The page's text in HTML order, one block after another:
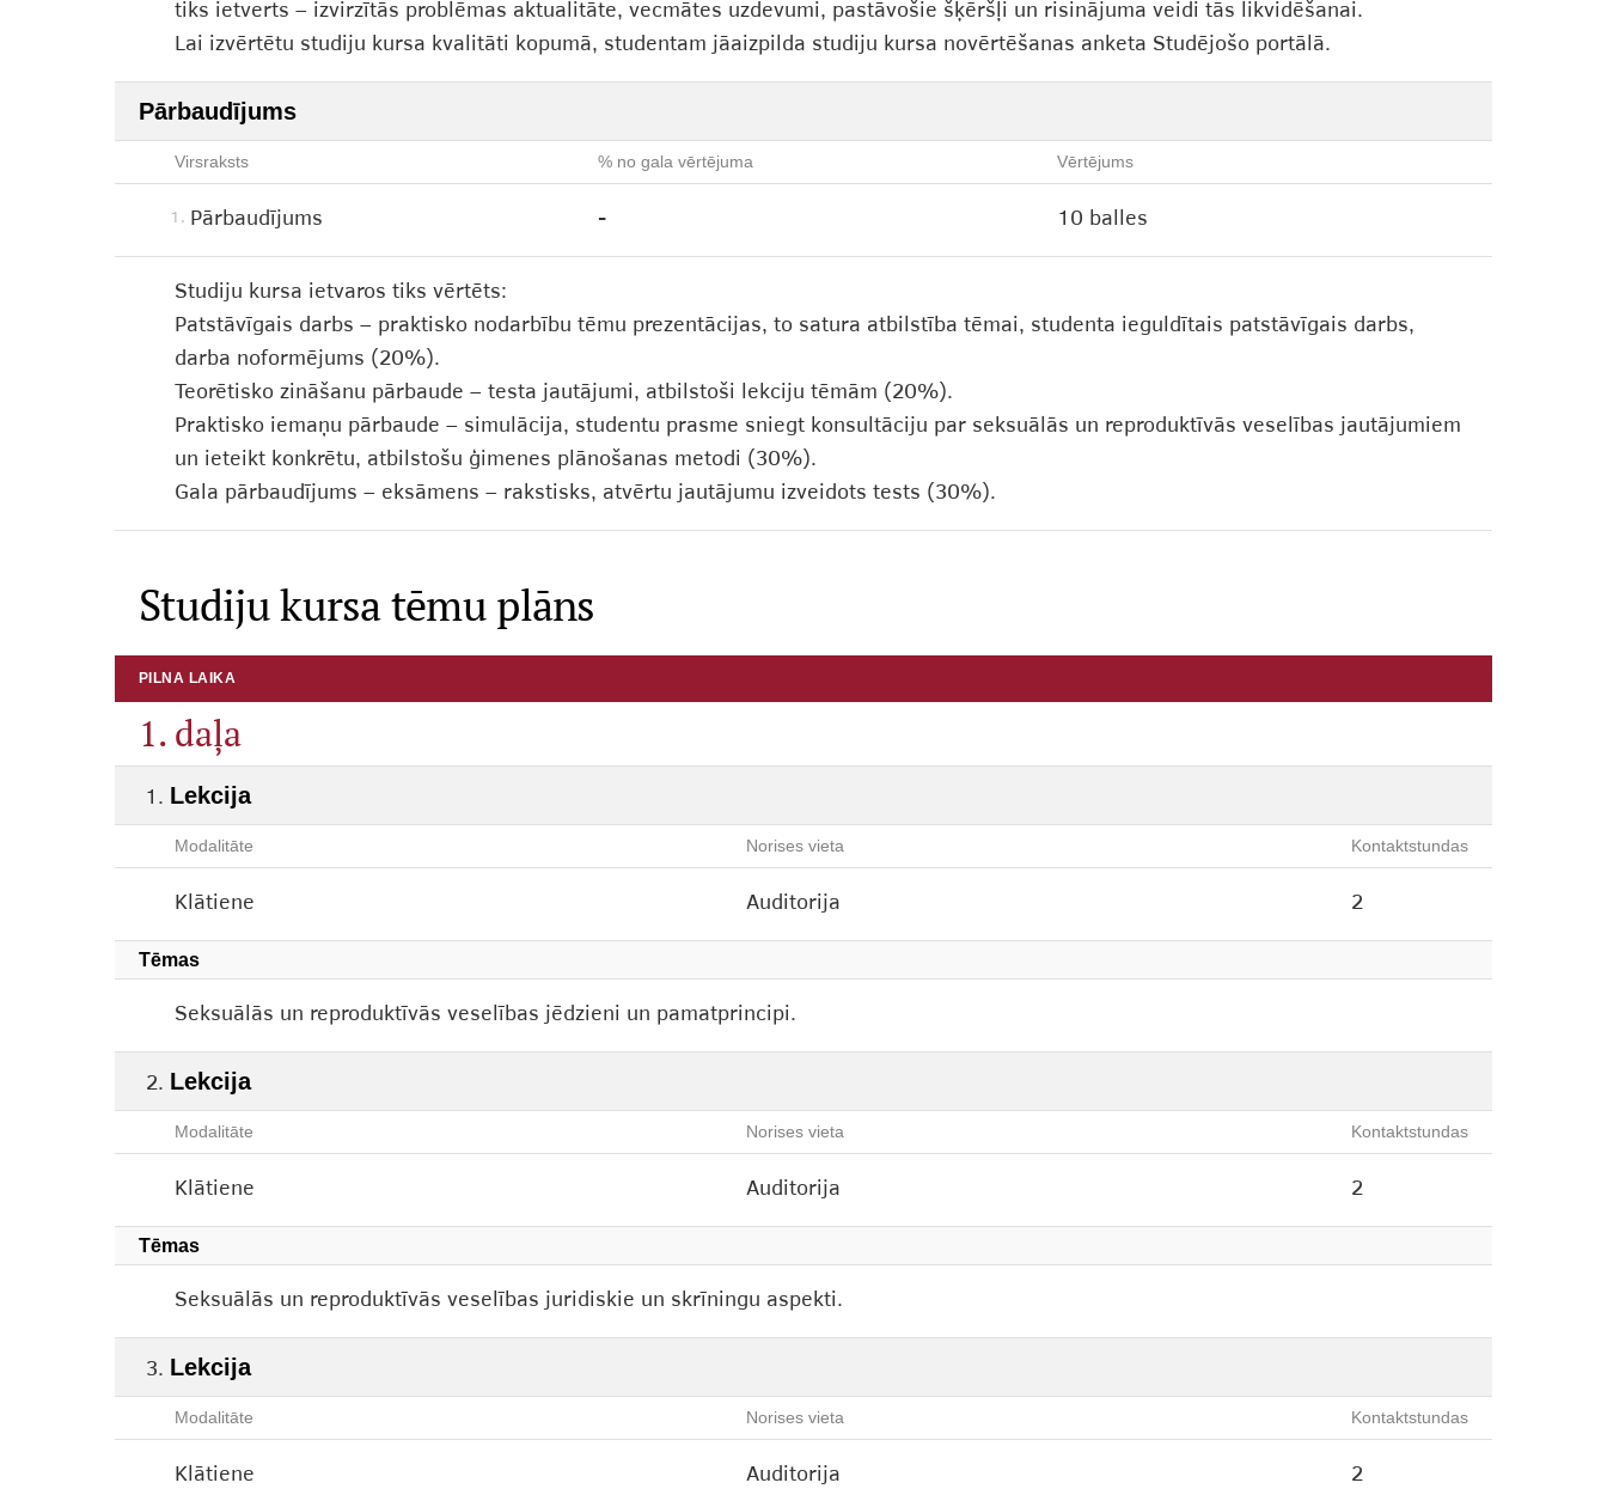
tiks ietverts – izvirzītās problēmas aktualitāte, vecmātes uzdevumi, pastāvošie šķēršļi un risinājuma veidi tās likvidēšanai.
Lai izvērtētu studiju kursa kvalitāti kopumā, studentam jāaizpilda studiju kursa novērtēšanas anketa Studējošo portālā.
Pārbaudījums
Virsraksts % no gala vērtējuma Vērtējums
1. Pārbaudījums - 10 balles
Studiju kursa ietvaros tiks vērtēts:
Patstāvīgais darbs – praktisko nodarbību tēmu prezentācijas, to satura atbilstība tēmai, studenta ieguldītais patstāvīgais darbs,
darba noformējums (20%).
Teorētisko zināšanu pārbaude – testa jautājumi, atbilstoši lekciju tēmām (20%).
Praktisko iemaņu pārbaude – simulācija, studentu prasme sniegt konsultāciju par seksuālās un reproduktīvās veselības jautājumiem
un ieteikt konkrētu, atbilstošu ģimenes plānošanas metodi (30%).
Gala pārbaudījums – eksāmens – rakstisks, atvērtu jautājumu izveidots tests (30%).
Studiju kursa tēmu plāns
PILNA LAIKA
1. daļa
Lekcija
Modalitāte Norises vieta Kontaktstundas
Klātiene Auditorija 2
Tēmas
Seksuālās un reproduktīvās veselības jēdzieni un pamatprincipi.
Lekcija
Modalitāte Norises vieta Kontaktstundas
Klātiene Auditorija 2
Tēmas
Seksuālās un reproduktīvās veselības juridiskie un skrīningu aspekti.
Lekcija
Modalitāte Norises vieta Kontaktstundas
Klātiene Auditorija 2